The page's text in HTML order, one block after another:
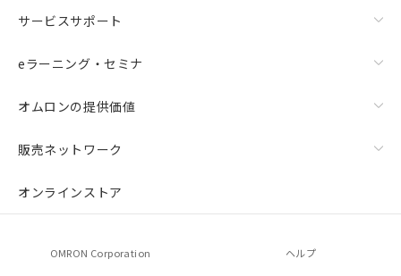
サービスサポート
eラーニング・セミナ
オムロンの提供価値
販売ネットワーク
オンラインストア
OMRON Corporation ヘルプ